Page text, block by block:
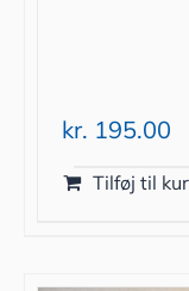
kr. 195.00
Tilføj til